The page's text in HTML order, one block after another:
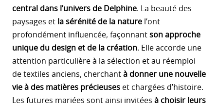
central dans l’univers de Delphine. La beauté des
paysages et la sérénité de la nature l’ont
profondément influencée, façonnant son approche
unique du design et de la création. Elle accorde une
attention particulière à la sélection et au réemploi
de textiles anciens, cherchant à donner une nouvelle
vie à des matières précieuses et chargées d’histoire.
Les futures mariées sont ainsi invitées à choisir leurs